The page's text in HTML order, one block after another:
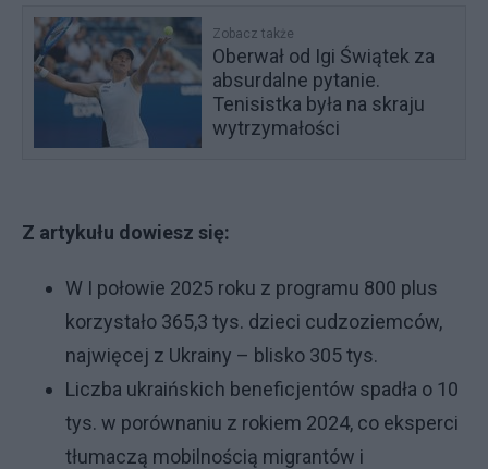
Zobacz także
Oberwał od Igi Świątek za
absurdalne pytanie.
Tenisistka była na skraju
wytrzymałości
Z artykułu dowiesz się:
W I połowie 2025 roku z programu 800 plus
korzystało 365,3 tys. dzieci cudzoziemców,
najwięcej z Ukrainy – blisko 305 tys.
Liczba ukraińskich beneficjentów spadła o 10
tys. w porównaniu z rokiem 2024, co eksperci
tłumaczą mobilnością migrantów i